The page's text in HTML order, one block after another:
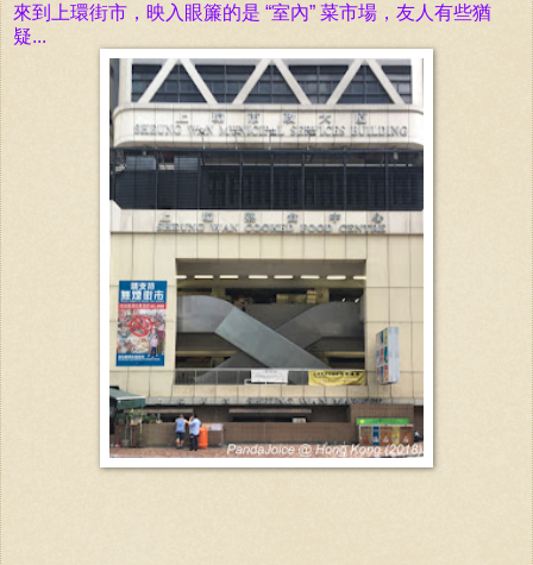
來到上環街市，映入眼簾的是 “室內” 菜市場，友人有些猶
疑...